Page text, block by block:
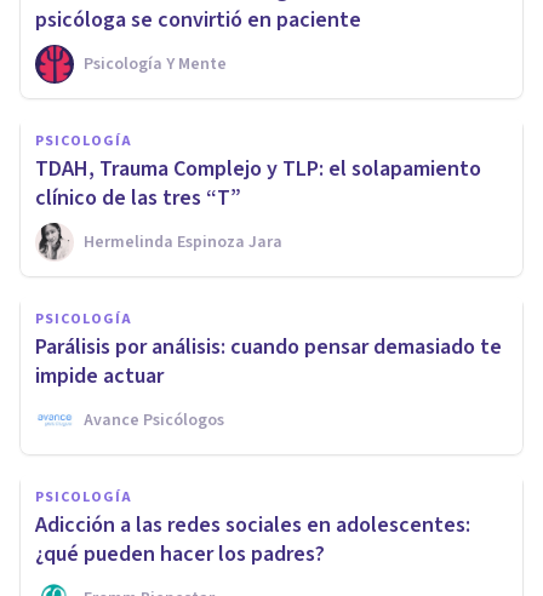
psicóloga se convirtió en paciente
Psicología Y Mente
PSICOLOGÍA
TDAH, Trauma Complejo y TLP: el solapamiento
clínico de las tres “T”
Hermelinda Espinoza Jara
PSICOLOGÍA
Parálisis por análisis: cuando pensar demasiado te
impide actuar
Avance Psicólogos
PSICOLOGÍA
Adicción a las redes sociales en adolescentes:
¿qué pueden hacer los padres?